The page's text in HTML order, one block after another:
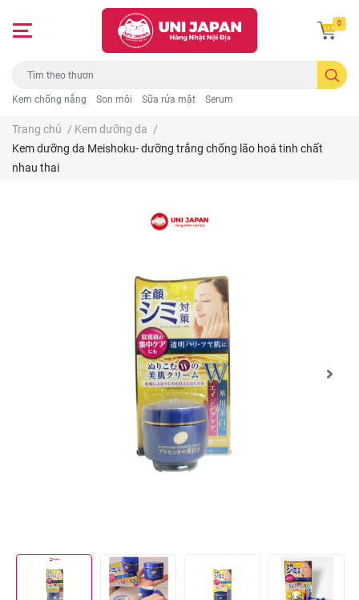
Kem chống nắng Son môi Sữa rửa mặt Serum
0
Trang chủ / Kem dưỡng da /
Kem dưỡng da Meishoku- dưỡng trắng chống lão hoá tinh chất
nhau thai